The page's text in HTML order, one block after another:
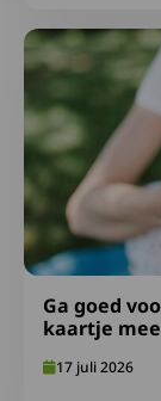
Ga goed
kaartje
17 juli 2026
Lees meer